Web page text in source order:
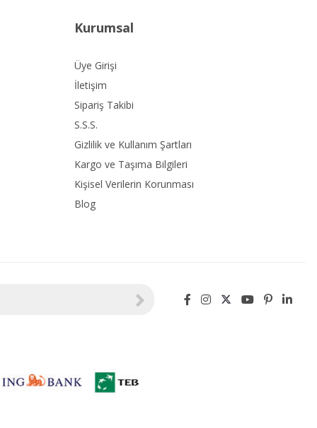
Kurumsal
Üye Girişi
İletişim
Sipariş Takibi
S.S.S.
Gizlilik ve Kullanım Şartları
Kargo ve Taşıma Bilgileri
Kişisel Verilerin Korunması
Blog